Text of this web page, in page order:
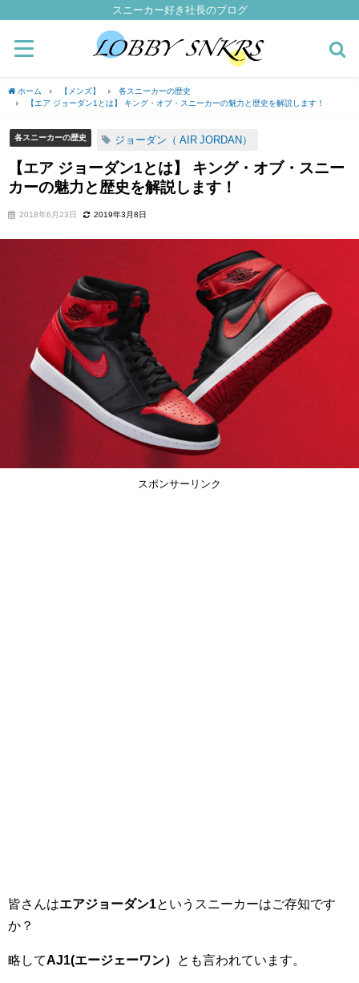
スニーカー好き社長のブログ
ホーム 【メンズ】
各スニーカーの歴史
【エア ジョーダン1とは】 キング・オブ・スニーカーの魅力と歴史を解説します！
各スニーカーの歴史 ジョーダン（ AIR JORDAN）
【エア ジョーダン1とは】 キング・オブ・スニー
カーの魅力と歴史を解説します！
2018年6月23日 2019年3月8日
スポンサーリンク
皆さんはエアジョーダン1 というスニーカーはご存知です
か？
略してAJ1(エージェーワン） とも言われています。